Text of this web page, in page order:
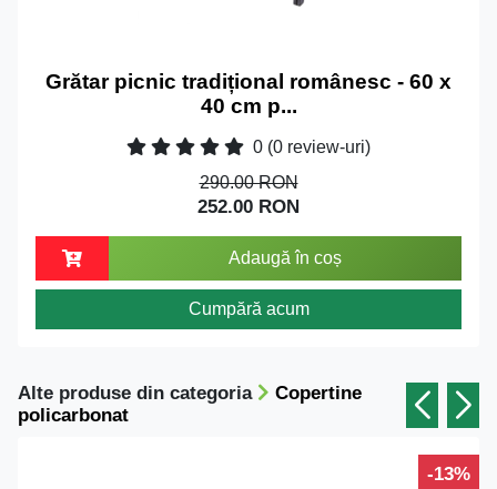
Grătar picnic tradițional românesc - 60 x
40 cm p...
0 (0 review-uri)
290.00 RON
252.00 RON
Adaugă în coș
Cumpără acum
Alte produse din categoria
Copertine
policarbonat
-13%